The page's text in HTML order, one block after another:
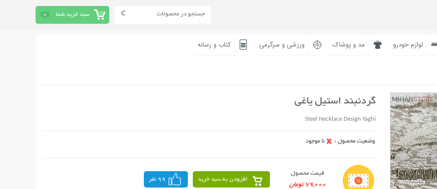
سبد خرید شما 0
لوازم خودرو مد و پوشاک ورزشی و سرگرمی کتاب و رسانه
گردنبند استیل یاغی
Steel Necklace Design Yaghi
قیمت محصول
79,000 تومان
افزودن به سبد خرید 99 نفر